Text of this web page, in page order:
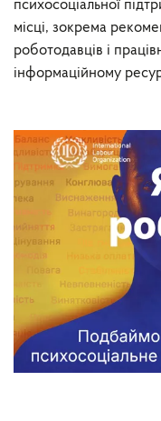
психосоціальної
місці, зокрема
роботодавців і
інформаційному